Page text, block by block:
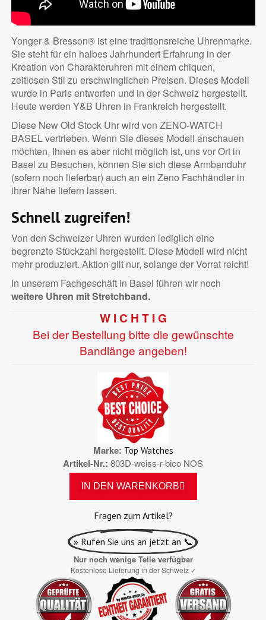
Yonger & Bresson® ist eine traditionsreiche Uhrenmarke.
Sie steht für ein halbes Jahrhundert Erfahrung in der
Kreation von Charakteruhren mit einem chiquen,
zeitlosen Stil zu erschwinglichen Preisen. Dieses Modell
wurde in Paris entworfen und in der Schweiz hergestellt.
Heute werden Y&B Uhren in Frankreich hergestellt.
Diese New Old Stock Uhr wird von ZENO-WATCH
BASEL vertrieben. Wenn Sie dieses Modell anschauen
möchten, Ihnen es aber nicht möglich ist, uns vor Ort in
Basel zu Besuchen, können Sie sich diese Armbanduhr
(sofern noch lieferbar) auch an ein Zeno Fachhändler in
ihrer Nähe liefern lassen.
Schnell zugreifen!
Von den Schweizer Uhren wurden lediglich eine
begrenzte Stückzahl hergestellt. Diese Modell wird nicht
mehr produziert. Aktion gilt nur, solange der Vorrat reicht!
In unserem Fachgeschäft in Basel führen wir noch
weitere Uhren mit Stretchband.
W I C H T I G
Bei der Bestellung bitte die gewünschte
Bandlänge angeben!
Marke Top Watches
Artikel-Nr. 803D-weiss-r-bico NOS
IN DEN WARENKORB
Fragen zum Artikel?
» Rufen Sie uns an jetzt an 📞
Nur noch wenige Teile verfügbar
Kostenlose Lieferung in der Schweiz ✓